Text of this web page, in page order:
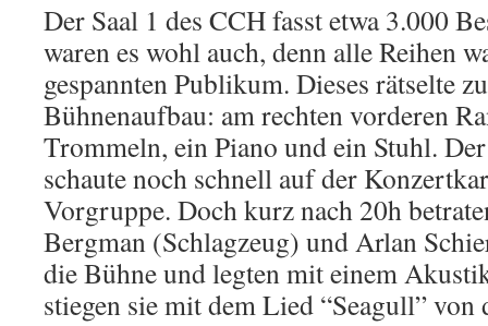
Der Saal 1 des CCH fasst etwa 3.000
waren es wohl auch, denn alle Reihen
gespannten Publikum. Dieses rätselte
Bühnenaufbau: am rechten vorderen
Trommeln, ein Piano und ein Stuhl.
schaute noch schnell auf der
Vorgruppe. Doch kurz nach 20h
Bergman (Schlagzeug) und Arlan
die Bühne und legten mit einem
stiegen sie mit dem Lied “Seagull” von